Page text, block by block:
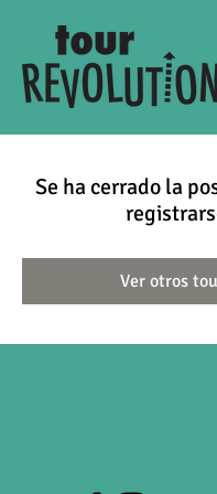
Se ha cerrado la
Ver otros